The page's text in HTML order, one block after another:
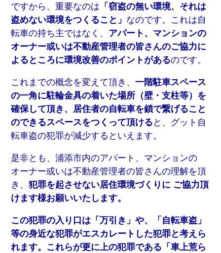
ですから、重要なのは 「窃盗の無い環境、それは
盗めない環境をつくること」 なのです。これは自
転車の持ち主ではなく、 アパート、マンションの
オーナー或いは不動産管理者の皆さんのご協力に
よるところに環境改善のポイントがあるのです。
これまでの概念を変えて頂き、一階駐車スペース
の一角に駐輪金具の着いた場所（壁・支柱等）を
確保して頂き、居住者の自転車を鎖で繋げること
のできるスペースをつくって頂ける と、グット自
転車盗の犯罪が減少するといえます。
是非とも、浦添市内のアパート、マンションの
オーナー或いは不動産管理者の皆さんの理解を頂
き、犯罪を起させない居住環境づくりに ご協力頂
けます様お願いいたします。
この犯罪の入り口は「万引き」や、「自転車盗」
等の身近な犯罪がエスカレートした犯罪と考えら
れます。これらが更に上の犯罪である「車上荒ら